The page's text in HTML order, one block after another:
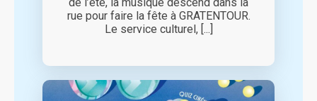
rue pour faire la fête à GRATENTOUR.
Le service culturel, [...]